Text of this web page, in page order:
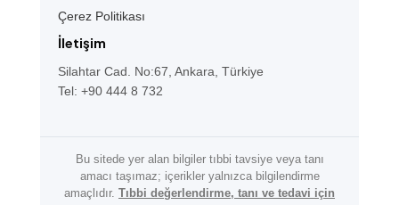
Çerez Politikası
İletişim
Silahtar Cad. No:67, Ankara, Türkiye
Tel: +90 444 8 732
Bu sitede yer alan bilgiler tıbbi tavsiye veya tanı
amacı taşımaz; içerikler yalnızca bilgilendirme
amaçlıdır. Tıbbi değerlendirme, tanı ve tedavi için